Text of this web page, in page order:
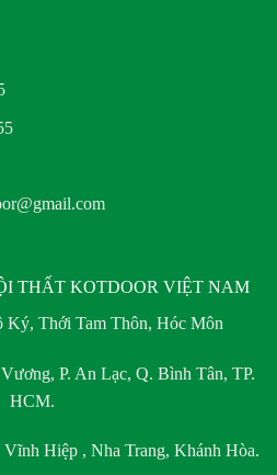
THẤT KOTDOOR VIỆT NAM
Ký, Thới Tam Thôn, Hóc Môn
P. An Lạc, Q. Bình Tân, TP.
HCM.
Hiệp , Nha Trang, Khánh Hòa.